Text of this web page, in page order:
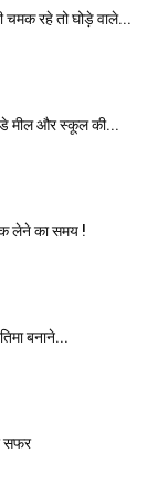
चमक रहे तो घोड़े वाले...
मील और स्कूल की...
लेने का समय !
बनाने...
सफर